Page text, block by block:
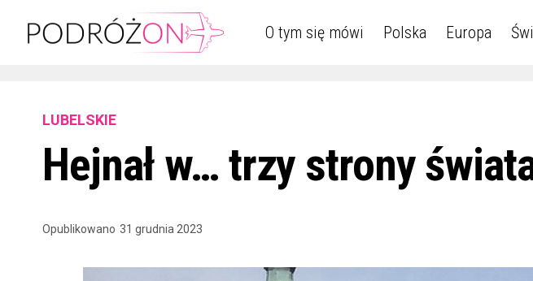
O tym się mówi Polska Europa
LUBELSKIE
Hejnał w… trzy strony
Opublikowano 31 grudnia 2023